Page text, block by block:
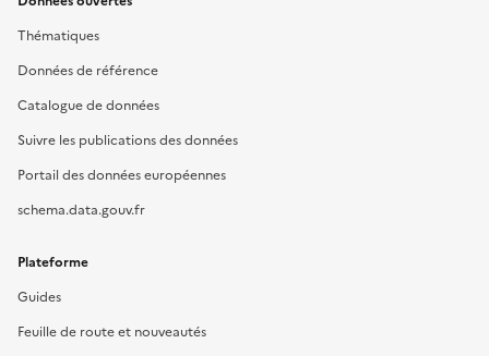
Thématiques
Données de référence
Catalogue de données
Suivre les publications des données
Portail des données européennes
schema.data.gouv.fr
Plateforme
Guides
Feuille de route et nouveautés